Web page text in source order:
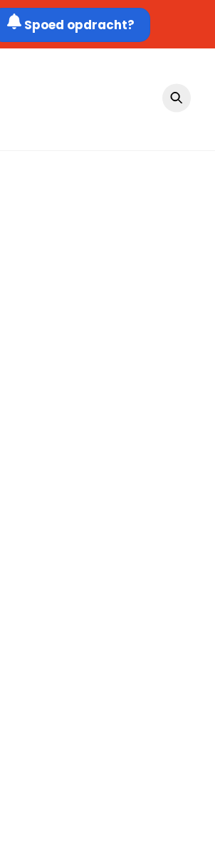
Spoed opdracht?